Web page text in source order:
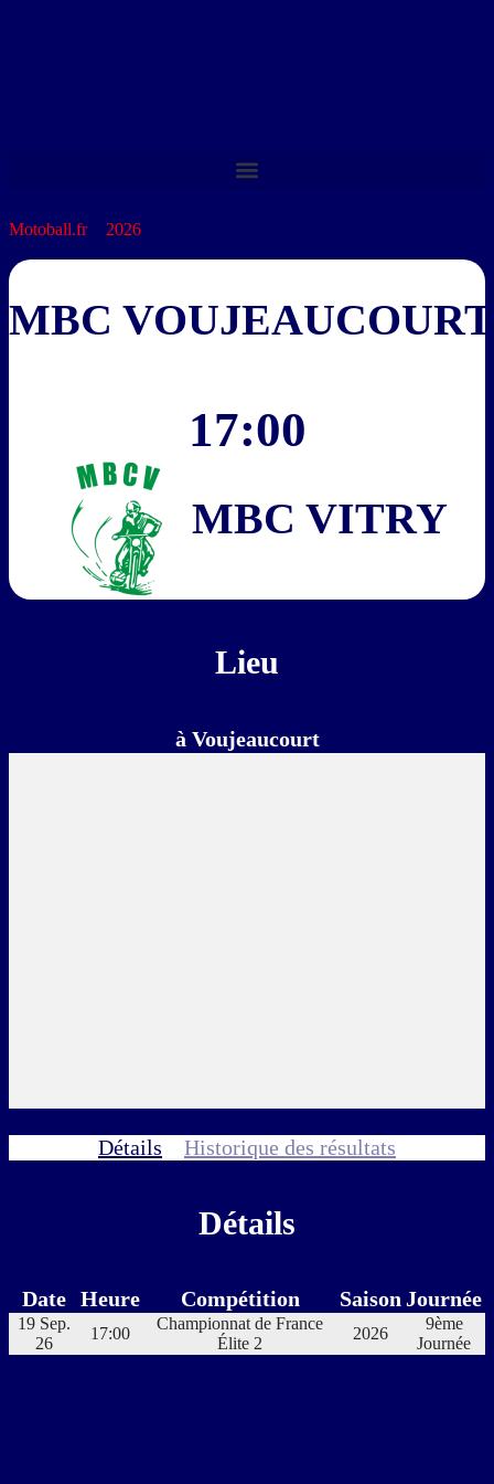
Motoball.fr> 2026
MBC VOUJEAUCOURT
17:00
MBC VITRY
Lieu
à Voujeaucourt
Détails Historique des résultats
Détails
Date Heure Compétition SaisonJournée
19 Sep.
26
17:00
Championnat de France
Élite 2
2026
9ème
Journée